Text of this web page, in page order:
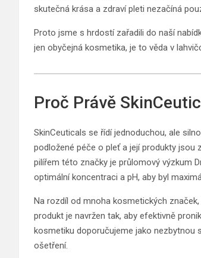
skutečná krása a zdraví pleti nezačíná
Proto jsme s hrdostí zařadili do naší
jen obyčejná kosmetika, je to věda v
Proč Právě
SkinCeuticals se řídí jednoduchou, ale
podložené péče o pleť a její produkty jsou
pilířem této značky je průlomový výzkum
optimální koncentraci a pH, aby byl
Na rozdíl od mnoha kosmetických značek,
produkt je navržen tak, aby efektivně
kosmetiku doporučujeme jako nezbytnou
ošetření.